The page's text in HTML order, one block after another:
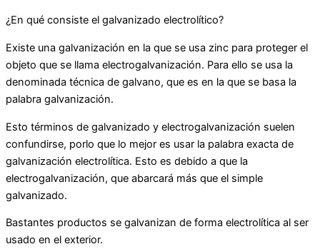
¿En qué consiste el galvanizado electrolítico?
Existe una galvanización en la que se usa zinc para proteger el
objeto que se llama electrogalvanización. Para ello se usa la
denominada técnica de galvano, que es en la que se basa la
palabra galvanización.
Esto términos de galvanizado y electrogalvanización suelen
confundirse, porlo que lo mejor es usar la palabra exacta de
galvanización electrolítica. Esto es debido a que la
electrogalvanización, que abarcará más que el simple
galvanizado.
Bastantes productos se galvanizan de forma electrolítica al ser
usado en el exterior.